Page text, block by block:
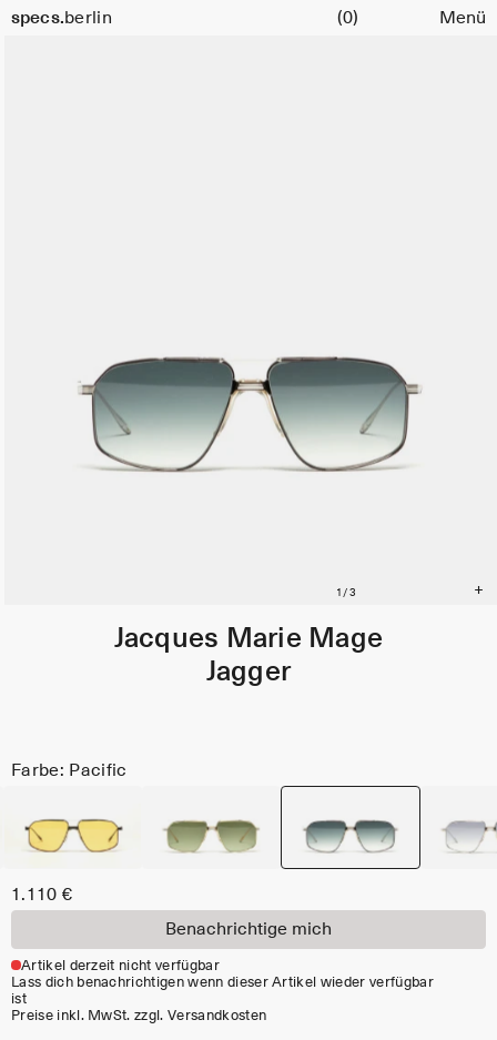
specs.berlin
Warenkorb (0) Menü
Jacques Marie Mage
Jagger
Farbe: Pacific
1.110 €
Benachrichtige mich
Artikel derzeit nicht verfügbar
Lass dich benachrichtigen wenn dieser Artikel wieder verfügbar
ist
Preise inkl. MwSt. zzgl. Versandkosten